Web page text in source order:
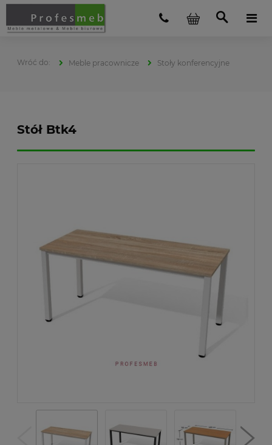
Meble pracownicze Stoły konferencyjne
Stół Btk4